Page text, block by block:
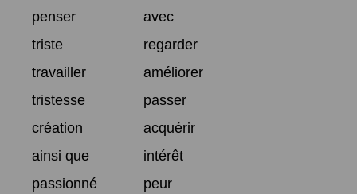
penser
avec
triste
regarder
travailler
améliorer
tristesse
passer
création
acquérir
ainsi que
intérêt
passionné
peur